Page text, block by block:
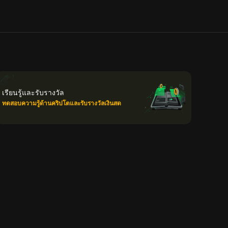
เรียนรู้และรับรางวัล
ทดสอบความรู้ด้านคริปโตและรับรางวัลเงินสด